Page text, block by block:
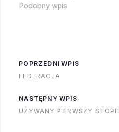
Możemy spekulować
Podobny wpis
POPRZEDNI WPIS
FEDERACJA
NASTĘPNY WPIS
UŻYWANY PIERWSZY